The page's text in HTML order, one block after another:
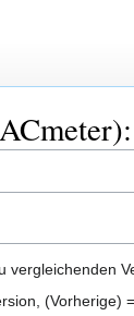
(Vorherige)